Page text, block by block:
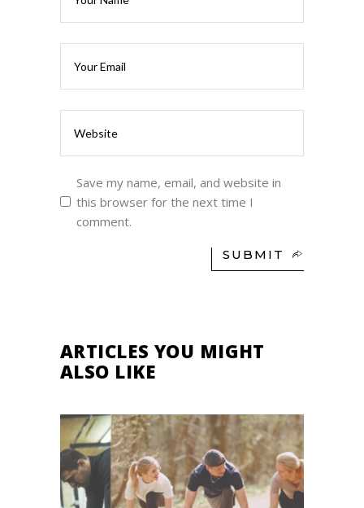
Save my name, email, and website in
this browser for the next time I
comment.
SUBMIT
ARTICLES YOU MIGHT
ALSO LIKE